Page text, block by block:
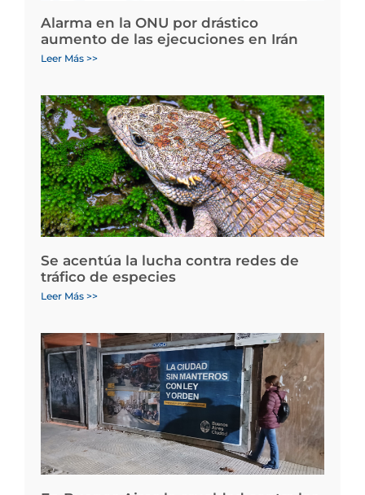
Alarma en la ONU por drástico
aumento de las ejecuciones en Irán
Leer Más >>
Se acentúa la lucha contra redes de
tráfico de especies
Leer Más >>